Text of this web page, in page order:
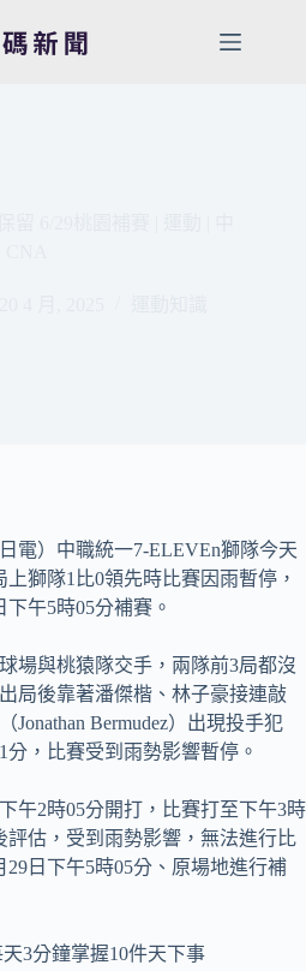
電）中職統一7-ELEVEn獅隊今天
獅隊1比0領先時比賽因雨暫停，
午5時05分補賽。
場與桃猿隊交手，兩隊前3局都沒
局後靠著潘傑楷、林子豪接連敲
Bermudez）出現投手犯
，比賽受到雨勢影響暫停。
午2時05分開打，比賽打至下午3時
評估，受到雨勢影響，無法進行比
日下午5時05分、原場地進行補
3分鐘掌握10件天下事